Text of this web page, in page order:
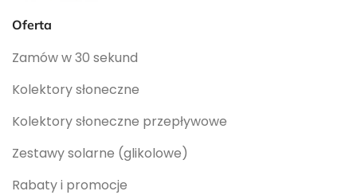
Oferta
Zamów w 30 sekund
Kolektory słoneczne
Kolektory słoneczne przepływowe
Zestawy solarne (glikolowe)
Rabaty i promocje